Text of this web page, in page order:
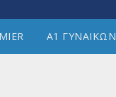
Α1 ΓΥΝΑΙΚΩΝ